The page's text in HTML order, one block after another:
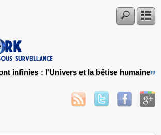
infinies : l'Univers et la bêtise humaine